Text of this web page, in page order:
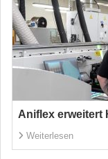
Aniflex erweitert
Weiterlesen